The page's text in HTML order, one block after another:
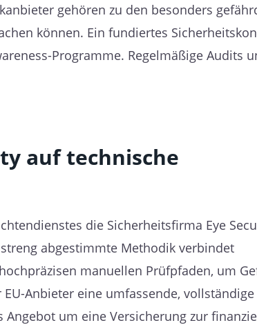
gehören zu den besonders
können. Ein fundiertes
Programme. Regelmäßige Audits
auf technische
die Sicherheitsfirma Eye
abgestimmte Methodik verbindet
manuellen Prüfpfaden, um
Anbieter eine umfassende, vollständige
um eine Versicherung zur